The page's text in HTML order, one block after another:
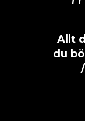
Allt
du